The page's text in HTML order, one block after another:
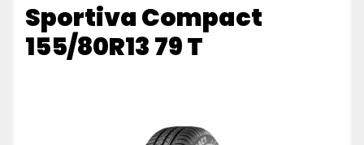
Sportiva Compact
155/80R13 79 T